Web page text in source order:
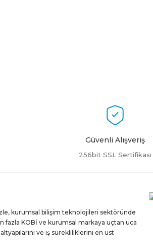
Güvenli Alışveriş
256bit SSL Sertifikası
kurumsal bilişim teknolojileri sektöründe
fazla KOBİ ve kurumsal markaya uçtan uca
ve iş sürekliliklerini en üst